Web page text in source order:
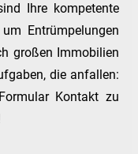
Ihre kompetente
Entrümpelungen
großen Immobilien
die anfallen:
Kontakt zu